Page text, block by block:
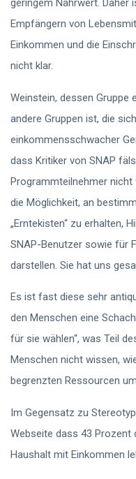
geringem Nährwert. Daher
Empfängern von
Einkommen und die
nicht klar.
Weinstein, dessen Gruppe
andere Gruppen ist, die
einkommensschwacher
dass Kritiker von SNAP
Programmteilnehmer nicht
die Möglichkeit, an
„Erntekisten“ zu erhalten,
SNAP-Benutzer sowie für
darstellen. Sie hat uns
Es ist fast diese sehr
den Menschen eine
für sie wählen“, was Teil
Menschen nicht wissen,
begrenzten Ressourcen
Im Gegensatz zu
Webseite dass 43 Prozent
Haushalt mit Einkommen